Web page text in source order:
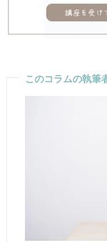
このコラムの執筆